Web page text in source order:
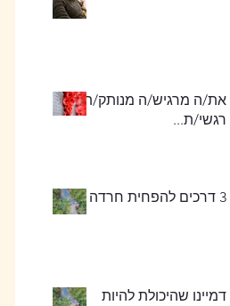
את/ה מרגיש/ה מנותק/ת
רגשי/ת...
3 דרכים להפחית חרדה
דמיינו שהיכולת להיות